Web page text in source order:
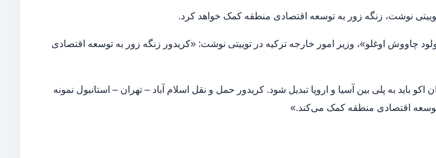
نوشت، زنگه زور به توسعه اقتصادی منطقه کمک خواهد کرد.
چاووش اوغلو»، وزیر امور خارجه ترکیه در توییتی نوشت: «کریدور زنگه زور به توسعه اقتصادی
باید به پلی بین آسیا و اروپا تبدیل شود. کریدور حمل و نقل اسلام آباد – تهران – استانبول نمونه
اقتصادی منطقه کمک می‌کند.»